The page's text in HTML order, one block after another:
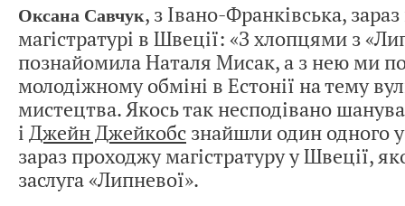
Оксана Савчук, з Івано-Франківська,
магістратурі в Швеції: «З хлопцями з
познайомила Наталя Мисак, а з нею ми
молодіжному обміні в Естонії на тему
мистецтва. Якось так несподівано
і Джейн Джейкобс знайшли один одного
зараз проходжу магістратуру у Швеції,
заслуга «Липневої».